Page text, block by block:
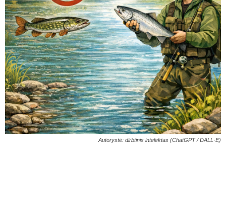
Autorystė: dirbtinis intelektas (ChatGPT / DALL·E)